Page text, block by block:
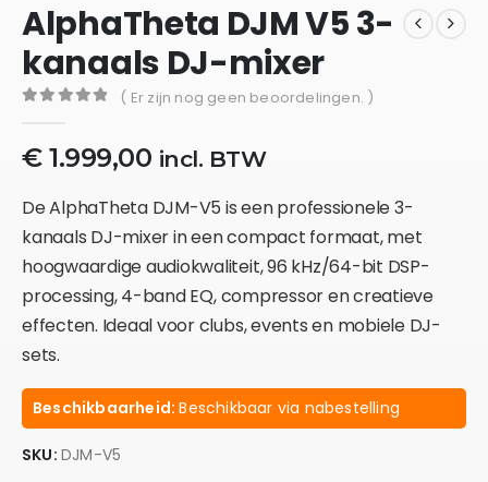
AlphaTheta DJM V5 3-
kanaals DJ-mixer
( Er zijn nog geen beoordelingen. )
€1.999,00 incl. BTW
DeAlphaTheta DJM-V5 is een professionele3-
kanaals DJ-mixerin een compact formaat, met
hoogwaardige audiokwaliteit,96 kHz/64-bit DSP-
processing,4-band EQ, compressor en creatieve
effecten. Ideaal voor clubs, events en mobiele DJ-
sets.
Beschikbaarheid:Beschikbaar via nabestelling
SKU: DJM-V5